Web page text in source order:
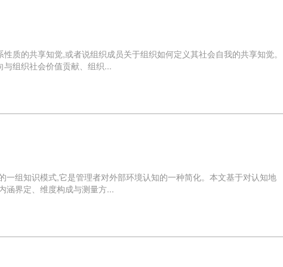
质的共享知觉,或者说组织成员关于组织如何定义其社会自我的共享知觉。
组织社会价值贡献、组织...
组知识模式,它是管理者对外部环境认知的一种简化。本文基于对认知地
涵界定、维度构成与测量方...